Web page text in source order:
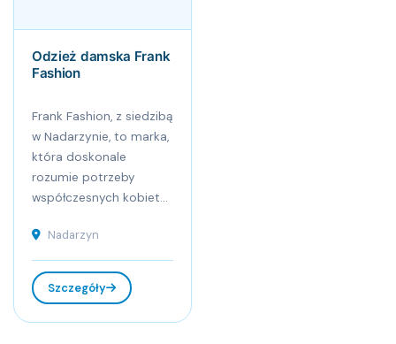
Odzież damska Frank
Fashion
Frank Fashion, z siedzibą
w Nadarzynie, to marka,
która doskonale
rozumie potrzeby
współczesnych kobiet...
Nadarzyn
Szczegóły